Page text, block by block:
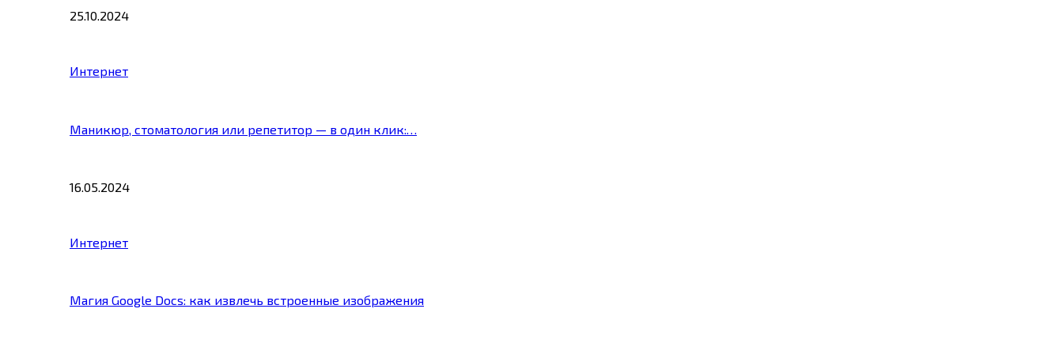
25.10.2024
Интернет
Маникюр, стоматология или репетитор — в один клик:…
16.05.2024
Интернет
Магия Google Docs: как извлечь встроенные изображения